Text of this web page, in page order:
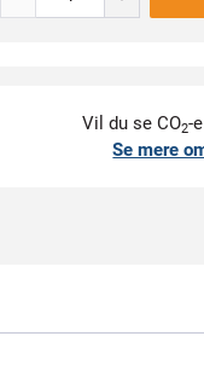
Vil du se CO2-
Se mere